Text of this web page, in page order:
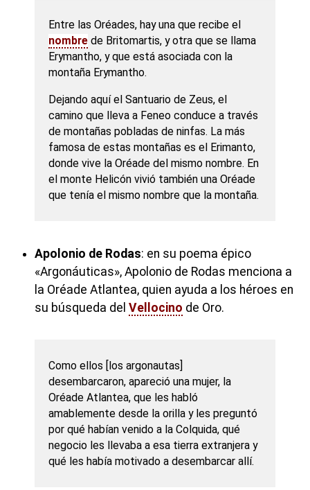
Entre las Oréades, hay una que recibe el
nombre de Britomartis, y otra que se llama
Erymantho, y que está asociada con la
montaña Erymantho.
Dejando aquí el Santuario de Zeus, el
camino que lleva a Feneo conduce a través
de montañas pobladas de ninfas. La más
famosa de estas montañas es el Erimanto,
donde vive la Oréade del mismo nombre. En
el monte Helicón vivió también una Oréade
que tenía el mismo nombre que la montaña.
Apolonio de Rodas: en su poema épico
«Argonáuticas», Apolonio de Rodas menciona a
la Oréade Atlantea, quien ayuda a los héroes en
su búsqueda del Vellocino de Oro.
Como ellos [los argonautas]
desembarcaron, apareció una mujer, la
Oréade Atlantea, que les habló
amablemente desde la orilla y les preguntó
por qué habían venido a la Colquida, qué
negocio les llevaba a esa tierra extranjera y
qué les había motivado a desembarcar allí.